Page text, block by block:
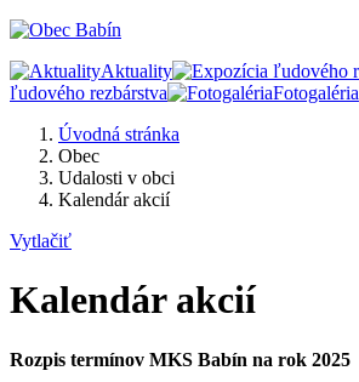
Aktuality
ľudového rezbárstva
Fotogaléria
Úvodná stránka
Obec
Udalosti v obci
Kalendár akcií
Vytlačiť
Kalendár akcií
Rozpis termínov MKS Babín na rok 2025